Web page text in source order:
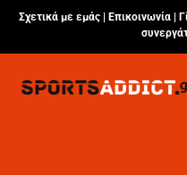
Σχετικά με εμάς | Επικοινωνία